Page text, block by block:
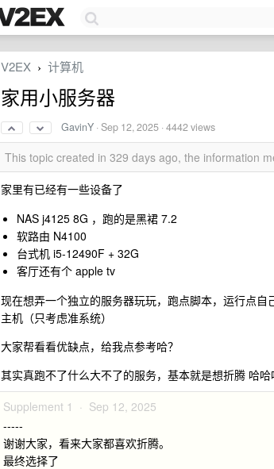
V2EX › 计算机
家用小服务器
GavinY ·Sep 12, 2025 · 4442 views
This topic created in 329 days ago, the information
家里有已经有一些设备了
NAS j4125 8G ，跑的是黑裙 7.2
软路由 N4100
台式机 i5-12490F + 32G
客厅还有个 apple tv
现在想弄一个独立的服务器玩玩，跑点脚本，运行点
主机（只考虑准系统）
大家帮看看优缺点，给我点参考哈？
其实真跑不了什么大不了的服务，基本就是想折腾 哈哈
Supplement 1 · Sep 12, 2025
-----
谢谢大家，看来大家都喜欢折腾。
最终选择了